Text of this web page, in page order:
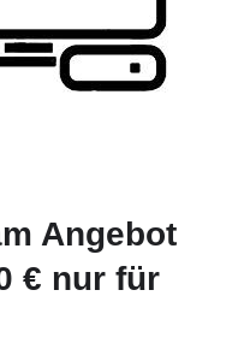
Angebot
€ nur für